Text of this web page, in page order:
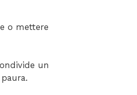
o mettere
un